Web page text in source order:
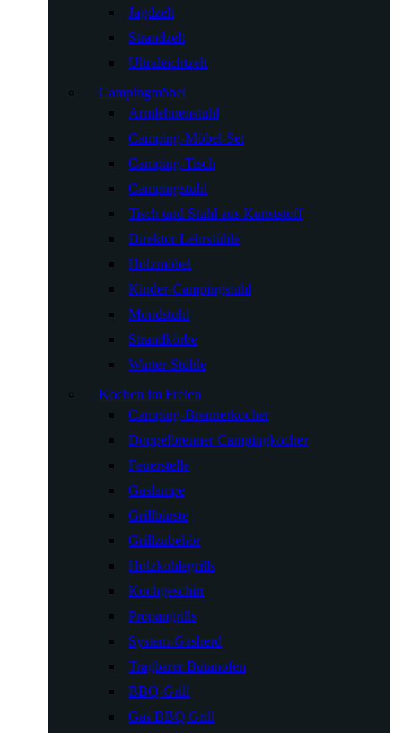
Jagdzelt
Strandzelt
Ultraleichtzelt
Campingmöbel
Armlehnenstuhl
Camping-Möbel-Set
Camping-Tisch
Campingstuhl
Tisch und Stuhl aus Kunststoff
Direktor Lehrstühle
Holzmöbel
Kinder-Campingstuhl
Mondstuhl
Strandkörbe
Winter-Stühle
Kochen im Freien
Camping-Brennerkocher
Doppelbrenner Campingkocher
Feuerstelle
Gaslampe
Grillbürste
Grillzubehör
Holzkohlegrills
Kochgeschirr
Propangrills
System-Gasherd
Tragbarer Butanofen
BBQ-Grill
Gas BBQ Grill